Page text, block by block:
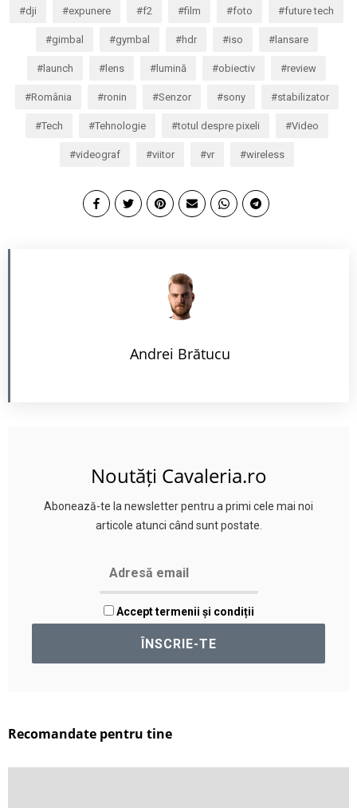
dji expunere f2 film foto future tech
gimbal gymbal hdr iso lansare
launch lens lumină obiectiv review
România ronin Senzor sony stabilizator
Tech Tehnologie totul despre pixeli Video
videograf viitor vr wireless
Andrei Brătucu
Noutăți Cavaleria.ro
Abonează-te la newsletter pentru a primi cele mai noi
articole atunci când sunt postate.
Accept termenii și condiții
Recomandate pentru tine